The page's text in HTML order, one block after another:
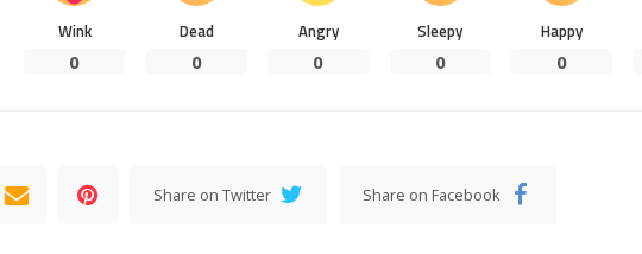
Happy
0
Sleepy
0
Angry
0
Dead
0
Wink
0
Share on Facebook
Share on Twitter